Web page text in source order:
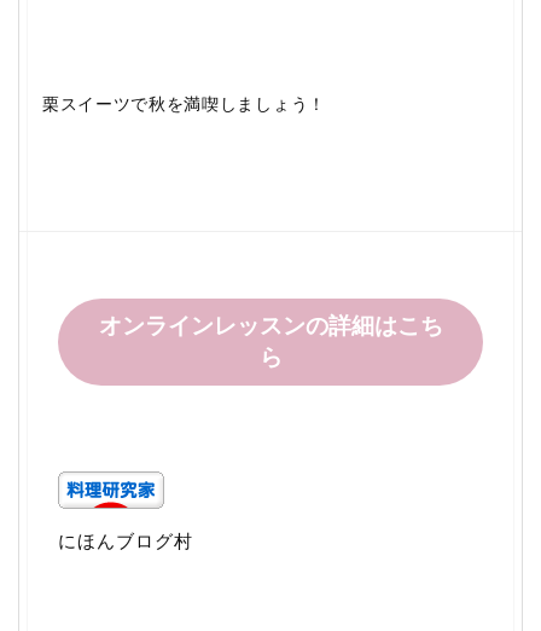
栗スイーツで秋を満喫しましょう！
オンラインレッスンの詳細はこち
ら
にほんブログ村